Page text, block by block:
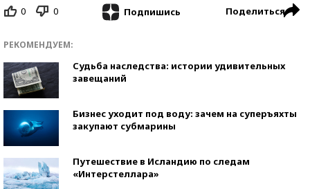
0 0 Подпишись Поделиться
РЕКОМЕНДУЕМ:
Судьба наследства: истории удивительных
завещаний
Бизнес уходит под воду: зачем на суперъяхты
закупают субмарины
Путешествие в Исландию по следам
«Интерстеллара»